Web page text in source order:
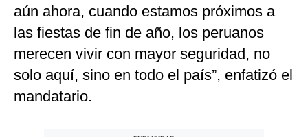
aún ahora, cuando estamos próximos a
las fiestas de fin de año, los peruanos
merecen vivir con mayor seguridad, no
solo aquí, sino en todo el país”, enfatizó el
mandatario.